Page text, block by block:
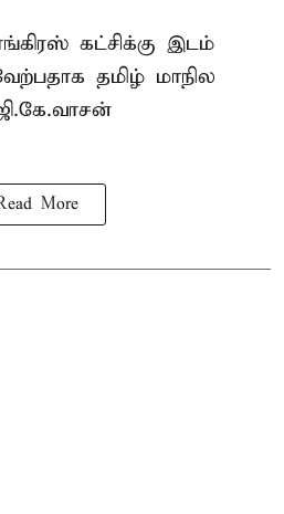
கட்சிக்கு இடம்
தமிழ் மாநில
More